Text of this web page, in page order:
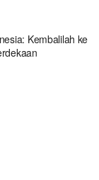
Kembalilah ke